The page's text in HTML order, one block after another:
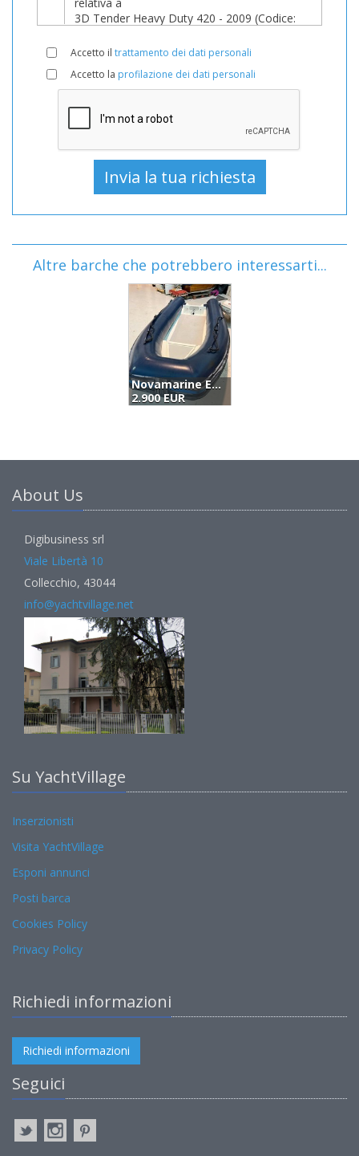
Accetto il trattamento dei dati personali
Accetto la profilazione dei dati personali
Altre barche che potrebbero interessarti...
Novamarine Europa Novamarine 450 (2018)
2.900 EUR
About Us
Digibusiness srl
Viale Libertà 10
Collecchio, 43044
info@yachtvillage.net
Su YachtVillage
Inserzionisti
Visita YachtVillage
Esponi annunci
Posti barca
Cookies Policy
Privacy Policy
Richiedi informazioni
Richiedi informazioni
Seguici